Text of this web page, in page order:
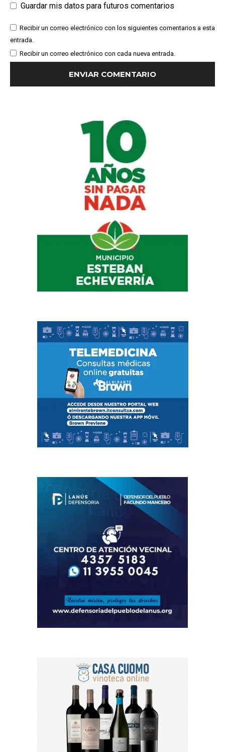
Guardar mis datos para futuros comentarios
Recibir un correo electrónico con los siguientes comentarios a esta
entrada.
Recibir un correo electrónico con cada nueva entrada.